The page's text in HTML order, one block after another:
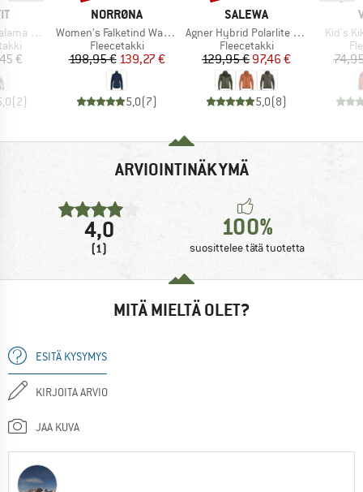
Jacket
€
(2)
MERKKI
NORRØNA
Tuote
Women's Falketind Warm1 Jacket
Tuoteryhmä
Fleecetakki
Hinta
198,95 €Alennettu hinta
139,27 €
5,0(7)
MERKKI
SALEWA
Tuote
Agner Hybrid Polarlite Durastretch Fullzip Hoody
Tuoteryhmä
Fleecetakki
Hinta
129,95 €Alennettu hinta
97,46 €
5,0(8)
Tuote
Kid's
ARVIOINTINÄKYMÄ
4,0
(1)
100%
suosittelee tätä tuotetta
MITÄ MIELTÄ OLET?
ESITÄ KYSYMYS
KIRJOITA ARVIO
JAA KUVA